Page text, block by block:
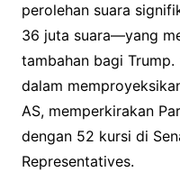
perolehan suara
36 juta suara—yang
tambahan bagi
dalam
AS, memperkirakan
dengan 52 kursi di
Representatives.